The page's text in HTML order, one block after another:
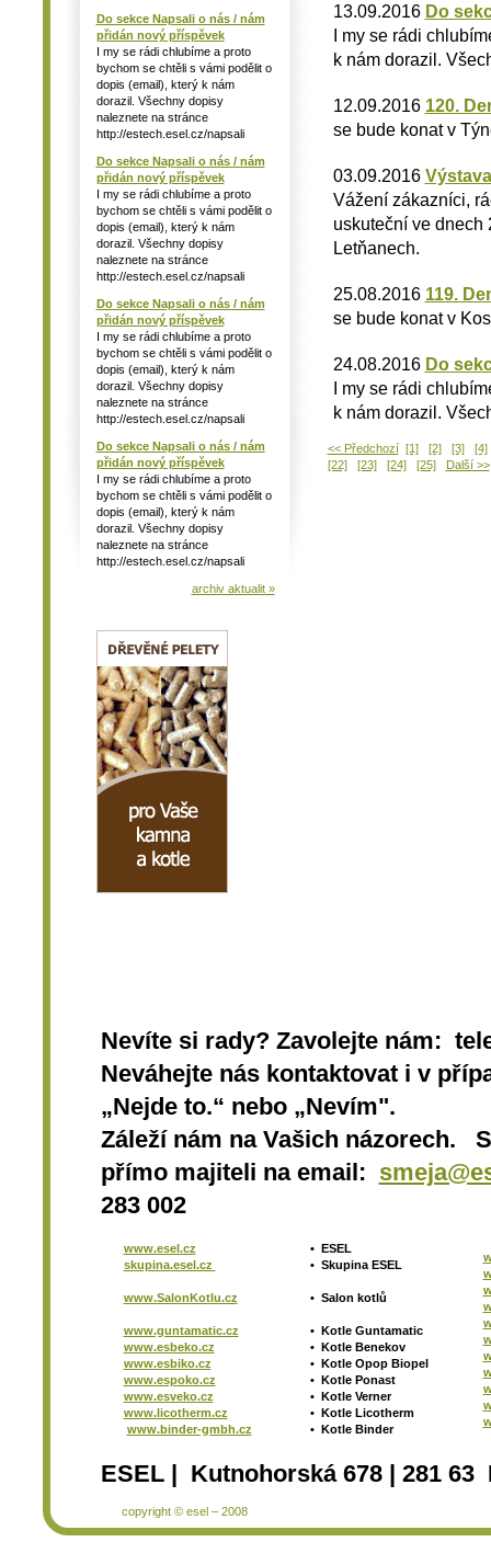
Do sekce Napsali o nás / nám
přidán nový příspěvek
I my se rádi chlubíme a proto
bychom se chtěli s vámi podělit o
dopis (email), který k nám
dorazil. Všechny dopisy
naleznete na stránce
http://estech.esel.cz/napsali
Do sekce Napsali o nás / nám
přidán nový příspěvek
I my se rádi chlubíme a proto
bychom se chtěli s vámi podělit o
dopis (email), který k nám
dorazil. Všechny dopisy
naleznete na stránce
http://estech.esel.cz/napsali
Do sekce Napsali o nás / nám
přidán nový příspěvek
I my se rádi chlubíme a proto
bychom se chtěli s vámi podělit o
dopis (email), který k nám
dorazil. Všechny dopisy
naleznete na stránce
http://estech.esel.cz/napsali
Do sekce Napsali o nás / nám
přidán nový příspěvek
I my se rádi chlubíme a proto
bychom se chtěli s vámi podělit o
dopis (email), který k nám
dorazil. Všechny dopisy
naleznete na stránce
http://estech.esel.cz/napsali
archiv aktualit »
13.09.2016 Do
I my se rádi
k nám dorazil.
12.09.2016 120.
se bude konat v
03.09.2016
Vážení zákazníci,
uskuteční ve dnech
Letňanech.
25.08.2016 119.
se bude konat v
24.08.2016 Do
I my se rádi
k nám dorazil.
<< Předchozí [1] [2] [3]
[4]
[22]
[23] [24] [25] Další >>
Nevíte si rady? Zavolejte nám:
Neváhejte nás kontaktovat i v
„Nejde to.“ nebo „Nevím".
Záleží nám na Vašich názorech.
přímo majiteli na email:
283 002
www.esel.cz
skupina.esel.cz
www.SalonKotlu.cz
www.guntamatic.cz
www.esbeko.cz
www.esbiko.cz
www.espoko.cz
www.esveko.cz
www.licotherm.cz
www.binder-gmbh.cz
• ESEL
• Skupina ESEL
• Salon kotlů
• Kotle Guntamatic
• Kotle Benekov
• Kotle Opop Biopel
• Kotle Ponast
• Kotle Verner
• Kotle Licotherm
• Kotle Binder
ESEL | Kutnohorská 678 | 281
copyright © esel – 2008